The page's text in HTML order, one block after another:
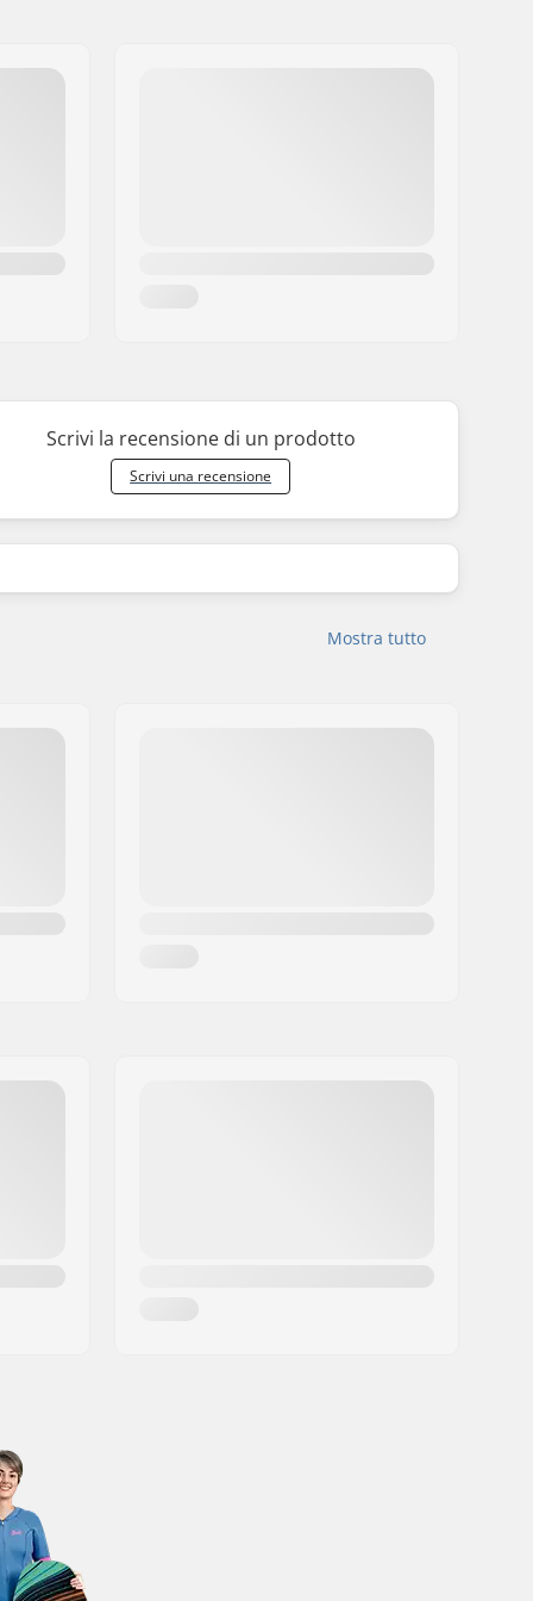
Scrivi la recensione di un prodotto
Scrivi una recensione
Mostra tutto